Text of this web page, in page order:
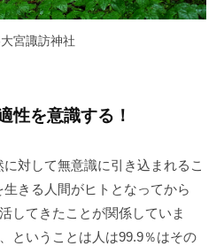
宮諏訪神社
性を意識する！
対して無意識に引き込まれるこ
きる人間がヒトとなってから
してきたことが関係していま
ということは人は99.9％はその